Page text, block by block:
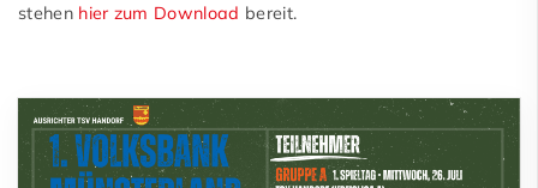
stehen hier zum Download bereit.